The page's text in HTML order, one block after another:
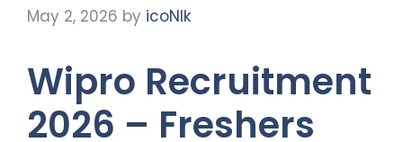
May 2, 2026 by icoNIk
Wipro Recruitment
2026 – Freshers